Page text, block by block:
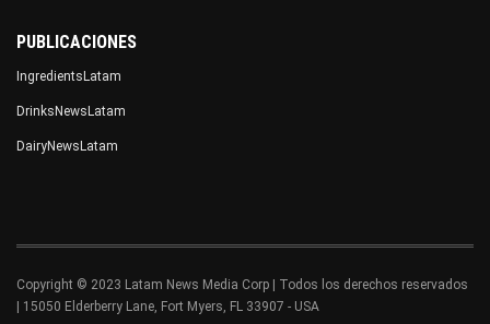
PUBLICACIONES
IngredientsLatam
DrinksNewsLatam
DairyNewsLatam
Copyright © 2023 Latam News Media Corp | Todos los derechos reservados
| 15050 Elderberry Lane, Fort Myers, FL 33907 - USA